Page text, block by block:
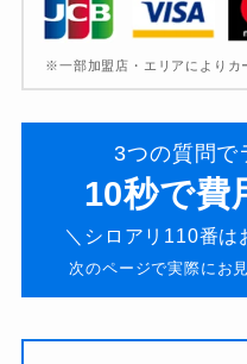
※一部加盟店・エリアによりカ
3つの質問で
10秒で費
＼シロアリ110番は
次のページで実際にお